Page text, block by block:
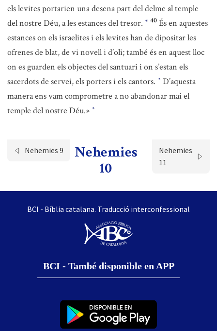
els levites portarien una desena part del delme al temple
del nostre Déu, a les estances del tresor. * 40 És en aquestes
estances on els israelites i els levites han de dipositar les
ofrenes de blat, de vi novell i d’oli; també és en aquest lloc
on es guarden els objectes del santuari i on s’estan els
sacerdots de servei, els porters i els cantors. * D’aquesta
manera ens vam comprometre a no abandonar mai el
temple del nostre Déu.» *
Nehemies 9
Nehemies
10
Nehemies
11
BCI - Bíblia catalana. Traducció interconfessional
BCI - També disponible en APP